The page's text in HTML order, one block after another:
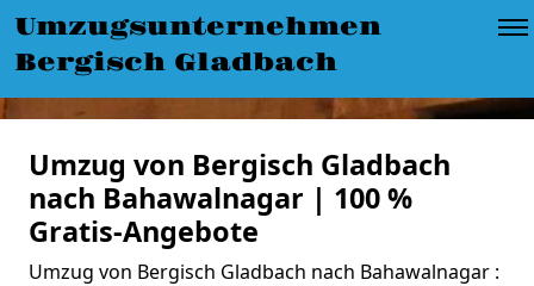
Umzugsunternehmen
Bergisch Gladbach
Umzug von Bergisch Gladbach
nach Bahawalnagar | 100 %
Gratis-Angebote
Umzug von Bergisch Gladbach nach Bahawalnagar :